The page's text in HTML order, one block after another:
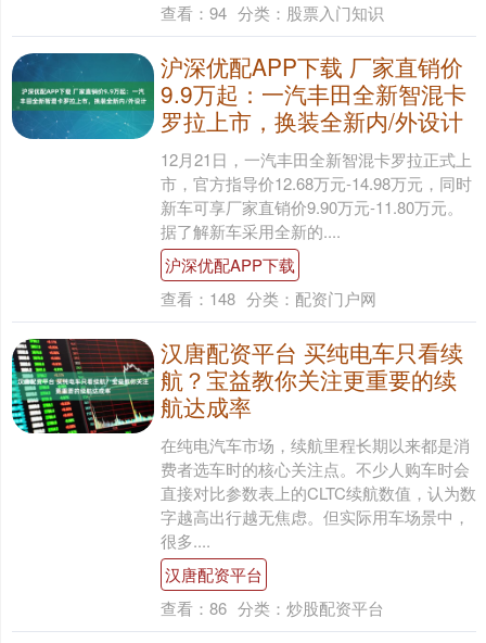
查看： 94 分类： 股票入门知识
沪深优配APP下载 厂家直销价
9.9万起：一汽丰田全新智混卡
罗拉上市，换装全新内/外设计
12月21日，一汽丰田全新智混卡罗拉正式上
市，官方指导价12.68万元-14.98万元，同时
新车可享厂家直销价9.90万元-11.80万元。
据了解新车采用全新的....
沪深优配APP下载
查看： 148 分类： 配资门户网
汉唐配资平台 买纯电车只看续
航？宝益教你关注更重要的续
航达成率
在纯电汽车市场，续航里程长期以来都是消
费者选车时的核心关注点。不少人购车时会
直接对比参数表上的CLTC续航数值，认为数
字越高出行越无焦虑。但实际用车场景中，
很多....
汉唐配资平台
查看： 86 分类： 炒股配资平台